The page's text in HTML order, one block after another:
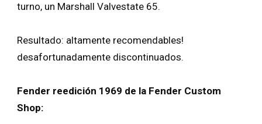
turno, un Marshall Valvestate 65.
Resultado: altamente recomendables!
desafortunadamente discontinuados.
Fender reedición 1969 de la Fender Custom
Shop: